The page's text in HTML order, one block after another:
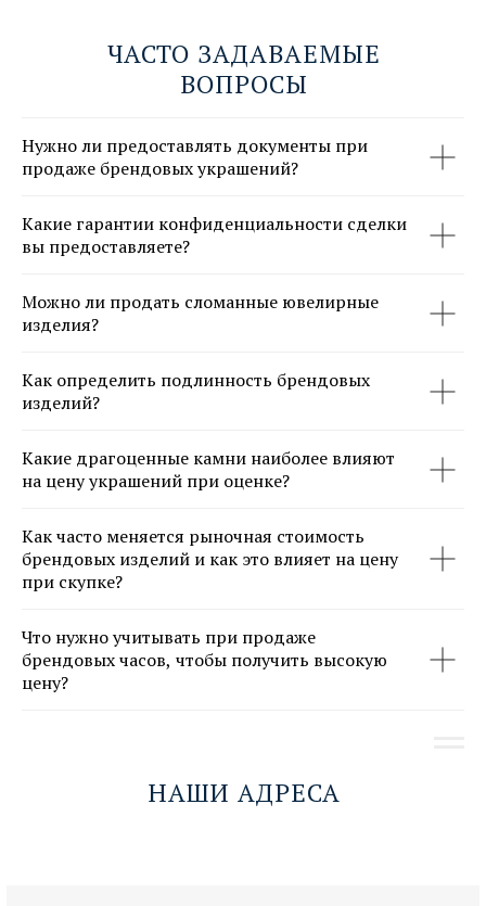
ЧАСТО ЗАДАВАЕМЫЕ
ВОПРОСЫ
Нужно ли предоставлять документы при
продаже брендовых украшений?
Какие гарантии конфиденциальности сделки
вы предоставляете?
Можно ли продать сломанные ювелирные
изделия?
Как определить подлинность брендовых
изделий?
Какие драгоценные камни наиболее влияют
на цену украшений при оценке?
Как часто меняется рыночная стоимость
брендовых изделий и как это влияет на цену
при скупке?
Что нужно учитывать при продаже
брендовых часов, чтобы получить высокую
цену?
НАШИ АДРЕСА